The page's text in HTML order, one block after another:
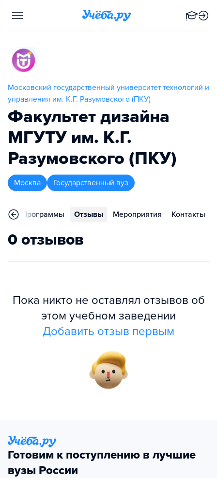
Московский государственный университет технологий и
управления им. К.Г. Разумовского (ПКУ)
Факультет дизайна
МГУТУ им. К.Г.
Разумовского (ПКУ)
Москва Государственный вуз
Программы Отзывы Мероприятия Контакты
0 отзывов
Пока никто не оставлял отзывов об
этом учебном заведении
Добавить отзыв первым
Готовим к поступлению в лучшие
вузы России